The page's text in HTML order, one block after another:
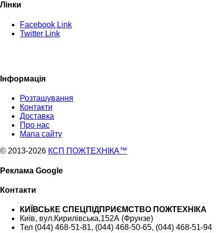
Лінки
Facebook Link
Twitter Link
Інформація
Розташування
Контакти
Доставка
Про нас
Мапа сайту
© 2013-2026 КСП ПОЖТЕХНІКА™
Реклама Google
Контакти
КИЇВСЬКЕ СПЕЦПІДПРИЄМСТВО ПОЖТЕХНІКА
Київ, вул.Кирилівська,152А (Фрунзе)
Тел (044) 468-51-81, (044) 468-50-65, (044) 468-51-94